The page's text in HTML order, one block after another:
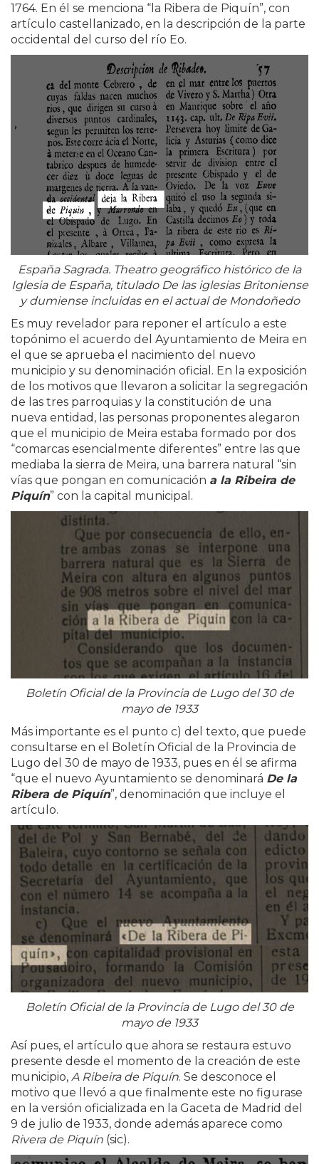
1764. En él se menciona “la Ribera de Piquín”, con
artículo castellanizado, en la descripción de la parte
occidental del curso del río Eo.
España Sagrada. Theatro geográfico histórico de la
Iglesia de España, titulado De las iglesias Britoniense
y dumiense incluidas en el actual de Mondoñedo
Es muy revelador para reponer el artículo a este
topónimo el acuerdo del Ayuntamiento de Meira en
el que se aprueba el nacimiento del nuevo
municipio y su denominación oficial. En la exposición
de los motivos que llevaron a solicitar la segregación
de las tres parroquias y la constitución de una
nueva entidad, las personas proponentes alegaron
que el municipio de Meira estaba formado por dos
“comarcas esencialmente diferentes” entre las que
mediaba la sierra de Meira, una barrera natural “sin
vías que pongan en comunicación a la Ribeira de
Piquín” con la capital municipal.
Boletín Oficial de la Provincia de Lugo del 30 de
mayo de 1933
Más importante es el punto c) del texto, que puede
consultarse en el Boletín Oficial de la Provincia de
Lugo del 30 de mayo de 1933, pues en él se afirma
“que el nuevo Ayuntamiento se denominará De la
Ribera de Piquín”, denominación que incluye el
artículo.
Boletín Oficial de la Provincia de Lugo del 30 de
mayo de 1933
Así pues, el artículo que ahora se restaura estuvo
presente desde el momento de la creación de este
municipio, A Ribeira de Piquín. Se desconoce el
motivo que llevó a que finalmente este no figurase
en la versión oficializada en la Gaceta de Madrid del
9 de julio de 1933, donde además aparece como
Rivera de Piquín (sic).